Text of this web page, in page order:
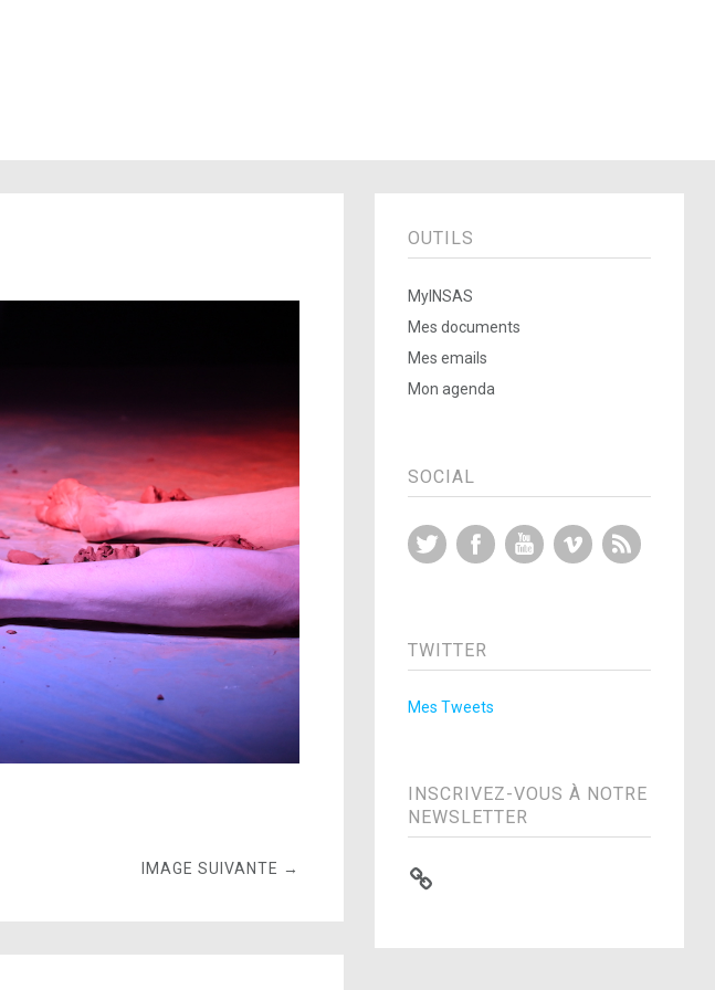
IMAGE SUIVANTE →
OUTILS
MyINSAS
Mes documents
Mes emails
Mon agenda
SOCIAL
Twitter FacebookYouTubeVimeo
TWITTER
Mes Tweets
INSCRIVEZ-VOUS À NOTRE
NEWSLETTER